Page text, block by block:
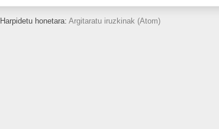
Harpidetu honetara: Argitaratu iruzkinak (Atom)